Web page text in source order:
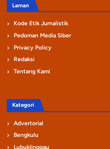
Laman
Kode Etik Jurnalistik
Pedoman Media Siber
Privacy Policy
Redaksi
Tentang Kami
Kategori
Advertorial
Bengkulu
Lubuklinggau